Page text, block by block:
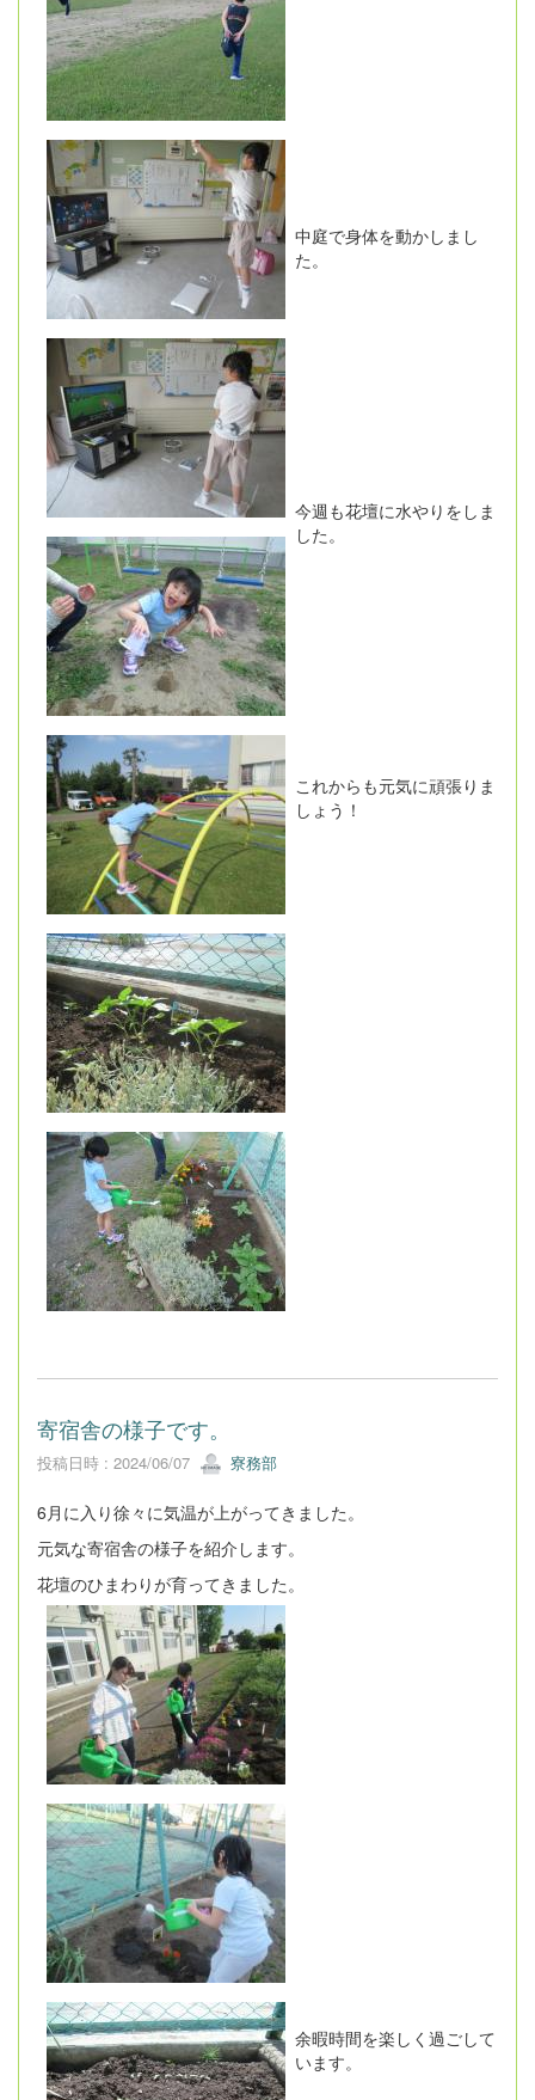
中庭で身体を動かしまし
た。
今週も花壇に水やりをしま
した。
これからも元気に頑張りま
しょう！
寄宿舎の様子です。
投稿日時 : 2024/06/07 寮務部
6月に入り徐々に気温が上がってきました。
元気な寄宿舎の様子を紹介します。
花壇のひまわりが育ってきました。
余暇時間を楽しく過ごして
います。